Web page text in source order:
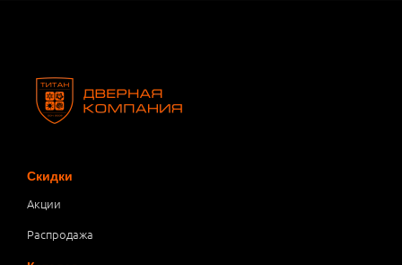
Скидки
Акции
Распродажа